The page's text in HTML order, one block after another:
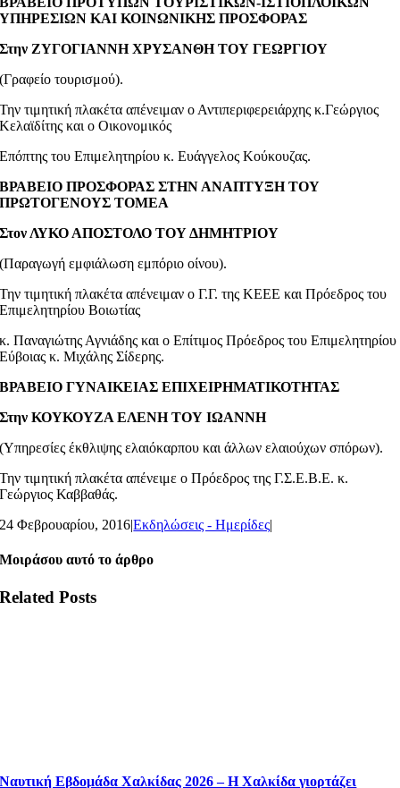
ΥΠΗΡΕΣΙΩΝ ΚΑΙΚΟΙΝΩΝΙΚΗΣ ΠΡΟΣΦΟΡΑΣ
Στην ΖΥΓΟΓΙΑΝΝΗ ΧΡΥΣΑΝΘΗ ΤΟΥ ΓΕΩΡΓΙΟΥ
(Γραφείο τουρισμού).
Την τιμητική πλακέτα απένειμαν ο Αντιπεριφερειάρχης κ.Γεώργιος
Κελαϊδίτης και ο Οικονομικός
Επόπτης του Επιμελητηρίου κ. Ευάγγελος Κούκουζας.
ΒΡΑΒΕΙΟ ΠΡΟΣΦΟΡΑΣ ΣΤΗΝ ΑΝΑΠΤΥΞΗ ΤΟΥ
ΠΡΩΤΟΓΕΝΟΥΣ ΤΟΜΕΑ
Στον ΛΥΚΟ ΑΠΟΣΤΟΛΟ ΤΟΥ ΔΗΜΗΤΡΙΟΥ
(Παραγωγή εμφιάλωση εμπόριο οίνου).
Την τιμητική πλακέτα απένειμαν ο Γ.Γ. της ΚΕΕΕ και Πρόεδρος του
Επιμελητηρίου Βοιωτίας
κ. Παναγιώτης Αγνιάδης και ο Επίτιμος Πρόεδρος του Επιμελητηρίου
Εύβοιας κ. Μιχάλης Σίδερης.
ΒΡΑΒΕΙΟ ΓΥΝΑΙΚΕΙΑΣ ΕΠΙΧΕΙΡΗΜΑΤΙΚΟΤΗΤΑΣ
Στην ΚΟΥΚΟΥΖΑ ΕΛΕΝΗ ΤΟΥ ΙΩΑΝΝΗ
(Υπηρεσίες έκθλιψης ελαιόκαρπου και άλλων ελαιούχων σπόρων).
Την τιμητική πλακέτα απένειμε ο Πρόεδρος της Γ.Σ.Ε.Β.Ε. κ.
Γεώργιος Καββαθάς.
24 Φεβρουαρίου, 2016|Εκδηλώσεις - Ημερίδες|
Μοιράσου αυτό το άρθρο
Related Posts
Ναυτική Εβδομάδα Χαλκίδας 2026 – Η Χαλκίδα γιορτάζει